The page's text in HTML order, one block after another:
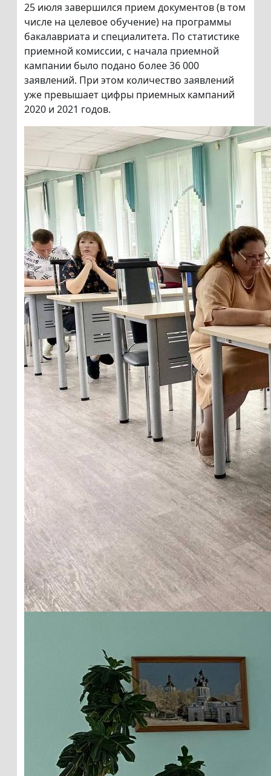
25 июля завершился прием документов (в том
числе на целевое обучение) на программы
бакалавриата и специалитета. По статистике
приемной комиссии, с начала приемной
кампании было подано более 36 000
заявлений. При этом количество заявлений
уже превышает цифры приемных кампаний
2020 и 2021 годов.